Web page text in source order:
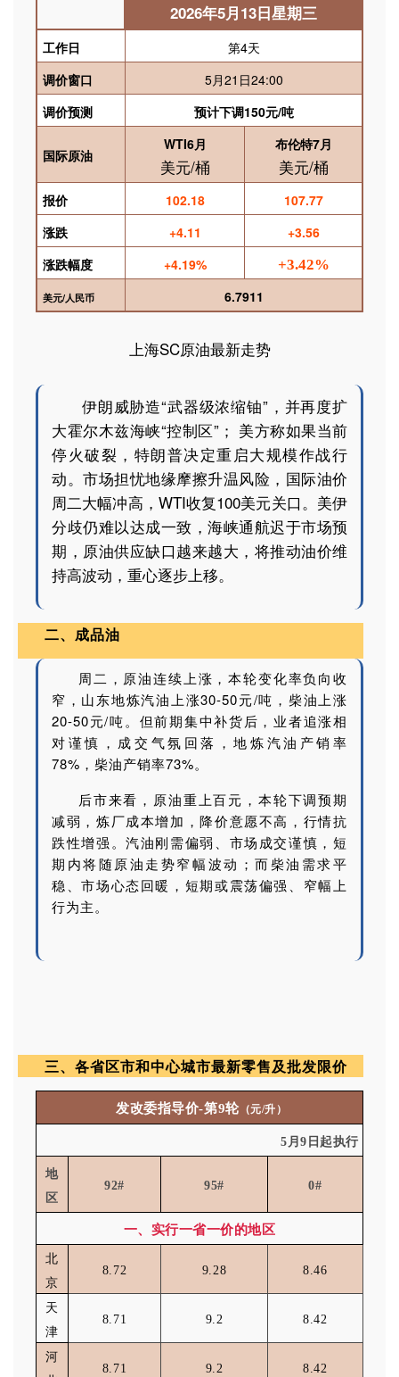
2026年5月13日星期三
工作日
第4天
调价窗口
5月21日24:00
调价预测
预计下调150元/吨
国际原油
WTI6月
美元/桶
布伦特7月
美元/桶
报价 102.18
107.77
涨跌
+4.11
+3.56
涨跌幅度
+4.19% +3.42%
美元/人民币 6.7911
上海SC原油最新走势
伊朗威胁造“武器级浓缩铀”，并再度扩
大霍尔木兹海峡“控制区”； 美方称如果当前
停火破裂，特朗普决定重启大规模作战行
动。市场担忧地缘摩擦升温风险，国际油价
周二大幅冲高，WTI收复100美元关口。美伊
分歧仍难以达成一致，海峡通航迟于市场预
期，原油供应缺口越来越大，将推动油价维
持高波动，重心逐步上移。
二、成品油
周二，原油连续上涨，本轮变化率负向收
窄，山东地炼汽油上涨30-50元/吨，柴油上涨
20-50元/吨。但前期集中补货后，业者追涨相
对谨慎，成交气氛回落，地炼汽油产销率
78% ，柴油产销率73%。
后市来看，原油重上百元，本轮下调预期
减弱，炼厂成本增加，降价意愿不高，行情抗
跌性增强。汽油刚需偏弱、市场成交谨慎，短
期内将随原油走势窄幅波动；而柴油需求平
稳、市场心态回暖，短期或震荡偏强、窄幅上
行为主。
三、 各省区市和中心城市最新零售及批发限价
发改委指导价-第9轮 （元/升）
5月9日起执行
地
区
92# 95# 0#
一、实行一省一价的地区
北
京
8.72 9.28 8.46
天
津
8.71 9.2 8.42
河
8.71 9.2 8.42